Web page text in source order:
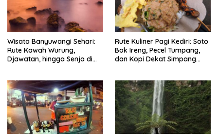
Wisata Banyuwangi Sehari:
Rute Kawah Wurung,
Djawatan, hingga Senja di
Rute Kuliner Pagi Kediri: Soto
Bok Ireng, Pecel Tumpang,
dan Kopi Dekat Simpang